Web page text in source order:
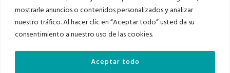
mostrarle anuncios o contenidos personalizados y analizar
nuestro tráfico. Al hacer clic en “Aceptar todo” usted da su
consentimiento a nuestro uso de las cookies.
Aceptar todo
Asociados a
Auditados por